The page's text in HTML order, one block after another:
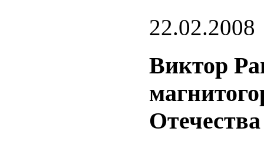
22.02.2008
Виктор
Отечества